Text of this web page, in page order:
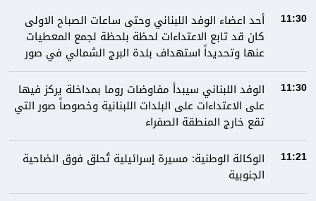
11:30
أحد اعضاء الوفد اللبناني وحتى ساعات الصباح الاولى
كان قد تابع الاعتداءات لحظة بلحظة لجمع المعطيات
عنها وتحديداً استهداف بلدة البرج الشمالي في صور
11:30
الوفد اللبناني سيبدأ مفاوضات روما بمداخلة يركز فيها
على الاعتداءات على البلدات اللبنانية وخصوصاً صور التي
تقع خارج المنطقة الصفراء
11:21
الوكالة الوطنية: مسيرة إسرائيلية تُحلق فوق الضاحية
الجنوبية